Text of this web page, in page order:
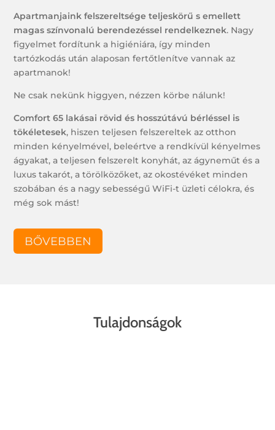
Apartmanjaink felszereltsége teljeskörű s emellett
magas színvonalú berendezéssel rendelkeznek. Nagy
figyelmet fordítunk a higiéniára, így minden
tartózkodás után alaposan fertőtlenítve vannak az
apartmanok!
Ne csak nekünk higgyen, nézzen körbe nálunk!
Comfort 65 lakásai rövid és hosszútávú bérléssel is
tökéletesek, hiszen teljesen felszereltek az otthon
minden kényelmével, beleértve a rendkívül kényelmes
ágyakat, a teljesen felszerelt konyhát, az ágyneműt és a
luxus takarót, a törölközőket, az okostévéket minden
szobában és a nagy sebességű WiFi-t üzleti célokra, és
még sok mást!
BŐVEBBEN
Tulajdonságok